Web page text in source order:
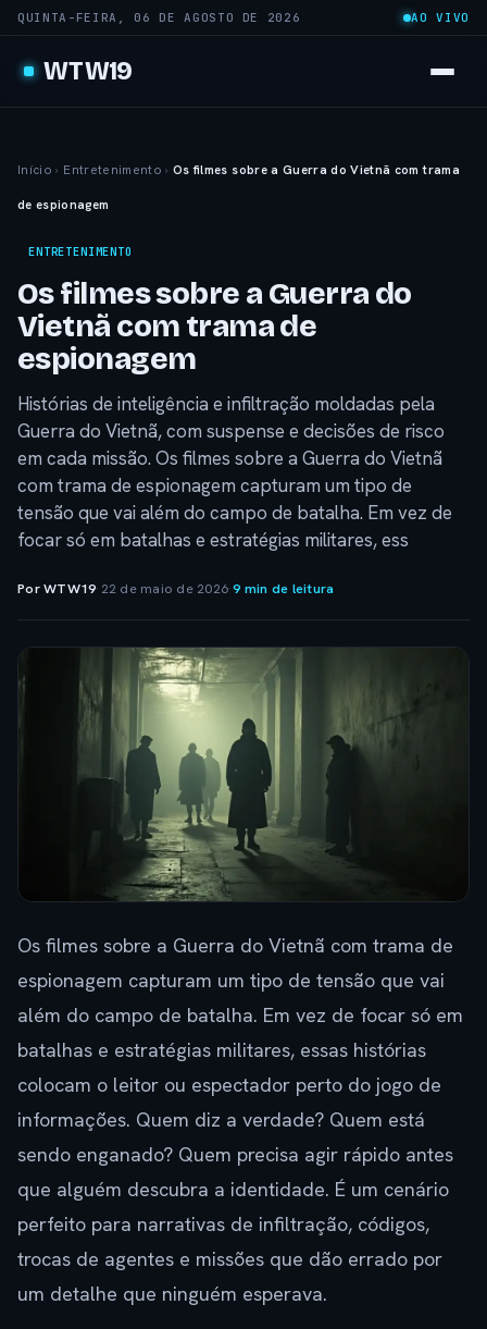
QUINTA-FEIRA, 06 DE AGOSTO DE 2026 AO VIVO
WTW19
Início › Entretenimento › Os filmes sobre a Guerra do Vietnã com trama
de espionagem
ENTRETENIMENTO
Os filmes sobre a Guerra do
Vietnã com trama de
espionagem
Histórias de inteligência e infiltração moldadas pela
Guerra do Vietnã, com suspense e decisões de risco
em cada missão. Os filmes sobre a Guerra do Vietnã
com trama de espionagem capturam um tipo de
tensão que vai além do campo de batalha. Em vez de
focar só em batalhas e estratégias militares, ess
Por WTW19· 22 de maio de 2026·9 min de leitura
Os filmes sobre a Guerra do Vietnã com trama de
espionagem capturam um tipo de tensão que vai
além do campo de batalha. Em vez de focar só em
batalhas e estratégias militares, essas histórias
colocam o leitor ou espectador perto do jogo de
informações. Quem diz a verdade? Quem está
sendo enganado? Quem precisa agir rápido antes
que alguém descubra a identidade. É um cenário
perfeito para narrativas de infiltração, códigos,
trocas de agentes e missões que dão errado por
um detalhe que ninguém esperava.